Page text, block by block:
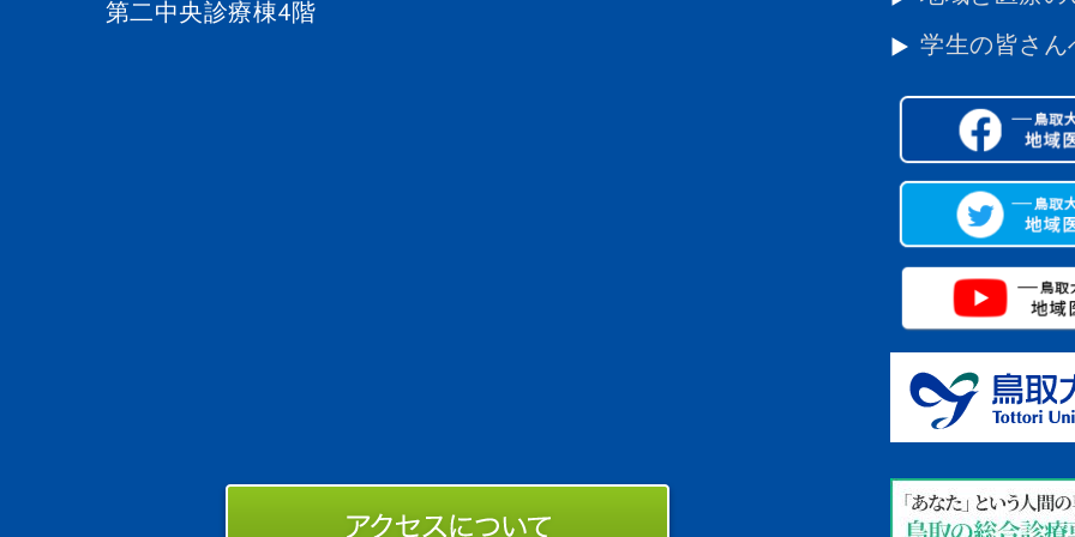
第二中央診療棟4階
学生の皆さん